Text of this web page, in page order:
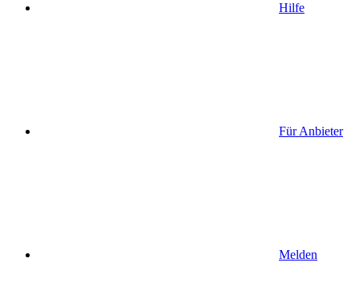
Hilfe
Für Anbieter
Melden